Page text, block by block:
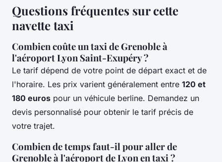
Questions fréquentes sur cette
navette taxi
Combien coûte un taxi de Grenoble à
l'aéroport Lyon Saint-Exupéry ?
Le tarif dépend de votre point de départ exact et de
l'horaire. Les prix varient généralement entre 120 et
180 euros pour un véhicule berline. Demandez un
devis personnalisé pour obtenir le tarif précis de
votre trajet.
Combien de temps faut-il pour aller de
Grenoble à l'aéroport de Lyon en taxi ?